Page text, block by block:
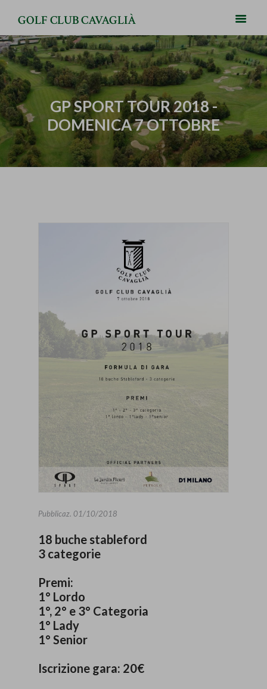
GOLF CLUB CAVAGLIÀ
GP SPORT TOUR 2018 -
DOMENICA 7 OTTOBRE
Pubblicaz. 01/10/2018
18 buche stableford
3 categorie
Premi:
1° Lordo
1°, 2° e 3° Categoria
1° Lady
1° Senior
Iscrizione gara: 20€